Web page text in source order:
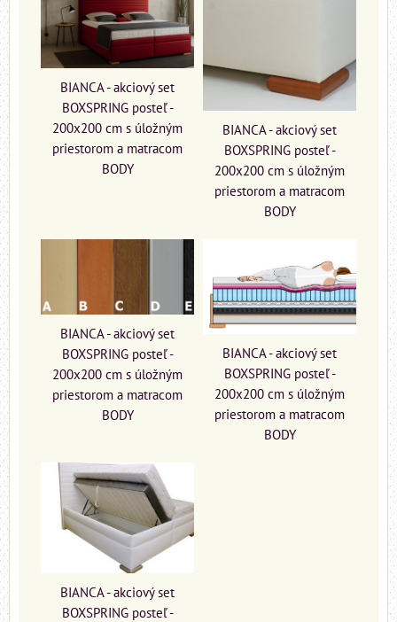
BIANCA - akciový set
BOXSPRING posteľ -
200x200 cm s úložným
priestorom a matracom
BODY
BIANCA - akciový set
BOXSPRING posteľ -
200x200 cm s úložným
priestorom a matracom
BODY
BIANCA - akciový set
BOXSPRING posteľ -
200x200 cm s úložným
priestorom a matracom
BODY
BIANCA - akciový set
BOXSPRING posteľ -
200x200 cm s úložným
priestorom a matracom
BODY
BIANCA - akciový set
BOXSPRING posteľ -